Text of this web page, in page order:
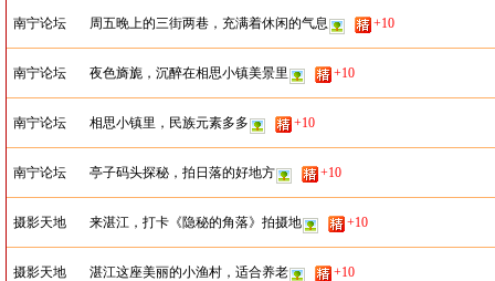
南宁论坛 周五晚上的三街两巷，充满着休闲的气息 +10
南宁论坛 夜色旖旎，沉醉在相思小镇美景里 +10
南宁论坛 相思小镇里，民族元素多多 +10
南宁论坛 亭子码头探秘，拍日落的好地方 +10
摄影天地 来湛江，打卡《隐秘的角落》拍摄地 +10
摄影天地 湛江这座美丽的小渔村，适合养老 +10